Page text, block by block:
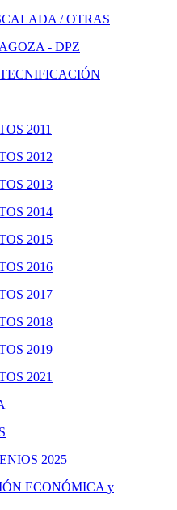
/ OTRAS
- DPZ
2011
2012
2013
2014
2015
2016
2017
2018
2019
2021
2025
ECONÓMICA y